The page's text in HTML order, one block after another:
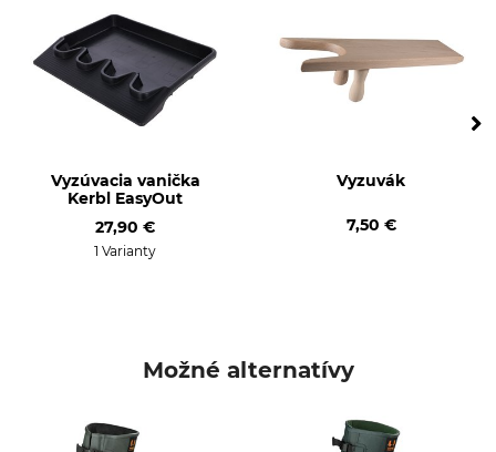
vábničiek
Nadhánka
Podšitá
Ročné obdobie
Veľkosť topánky (EÚ)
Vyzúvacia vanička
Kerbl EasyOut
27,90 €
1 Varianty
Vyzuvák
7,50 €
Možné alternatívy